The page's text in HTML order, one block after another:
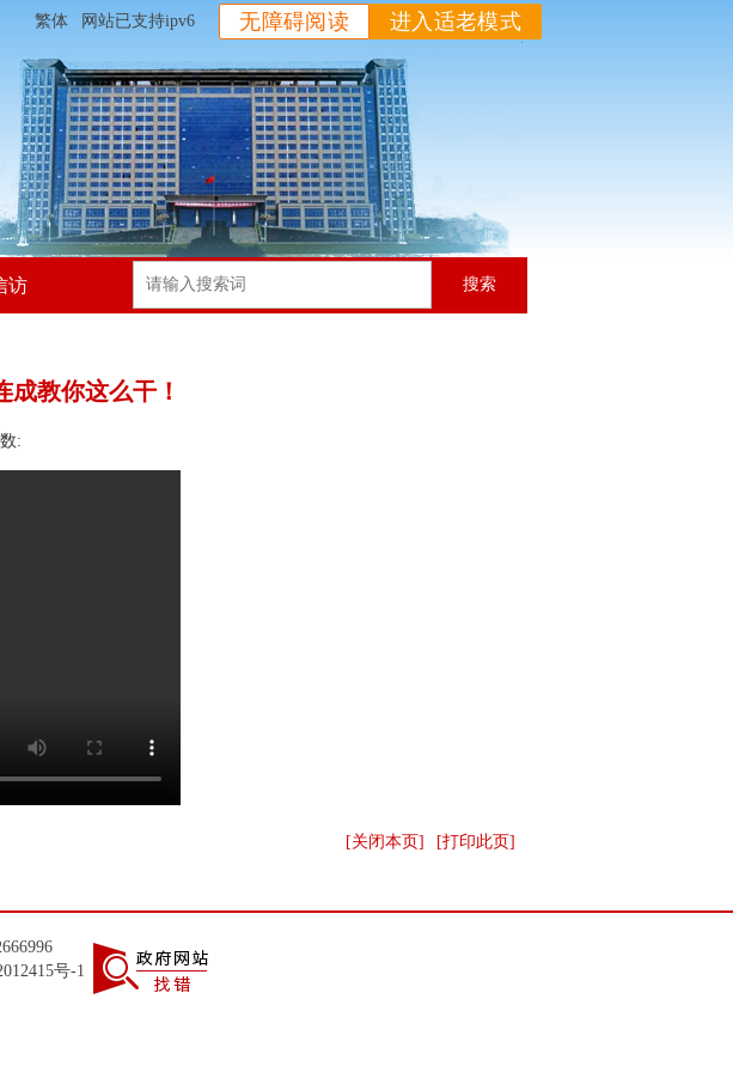
进入适老模式
无障碍阅读
网站已支持ipv6
繁体
访 搜索
教你这么干！
:
[打印此页]
[关闭本页]
号-1